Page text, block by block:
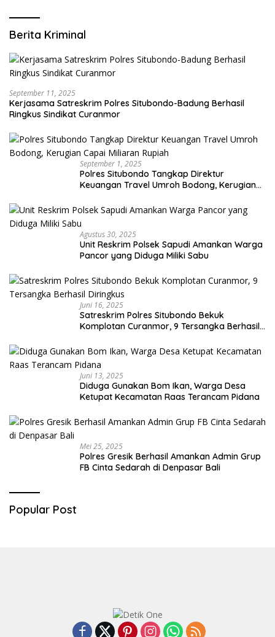
Berita Kriminal
September 11, 2025
Kerjasama Satreskrim Polres Situbondo-Badung Berhasil
Ringkus Sindikat Curanmor
September 1, 2025
Polres Situbondo Tangkap Direktur
Keuangan Travel Umroh Bodong, Kerugian
Agustus 30, 2025
Unit Reskrim Polsek Sapudi Amankan Warga
Pancor yang Diduga Miliki Sabu
Juni 16, 2025
Satreskrim Polres Situbondo Bekuk
Komplotan Curanmor, 9 Tersangka Berhasil
Juni 13, 2025
Diduga Gunakan Bom Ikan, Warga Desa
Ketupat Kecamatan Raas Terancam Pidana
Mei 25, 2025
Polres Gresik Berhasil Amankan Admin Grup
FB Cinta Sedarah di Denpasar Bali
Popular Post